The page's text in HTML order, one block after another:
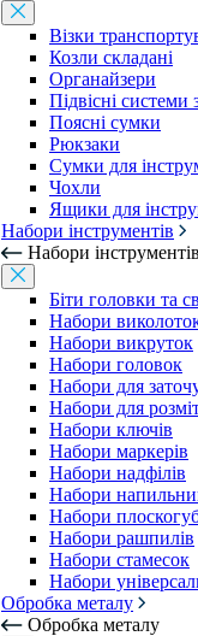
Візки
Козли складані
Органайзери
Підвісні системи
Поясні сумки
Рюкзаки
Сумки для
Чохли
Ящики для
Набори інструментів
Набори інструментів
Біти головки та
Набори
Набори викруток
Набори головок
Набори для
Набори для
Набори ключів
Набори маркерів
Набори надфілів
Набори
Набори
Набори рашпилів
Набори стамесок
Набори
Обробка металу
Обробка металу